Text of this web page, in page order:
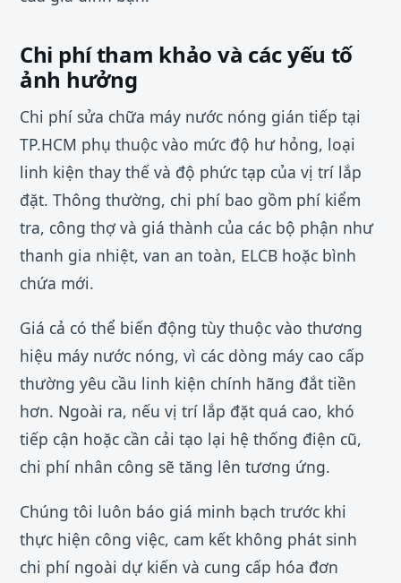
Chi phí tham khảo và các yếu tố
ảnh hưởng
Chi phí sửa chữa máy nước nóng gián tiếp tại
TP.HCM phụ thuộc vào mức độ hư hỏng, loại
linh kiện thay thế và độ phức tạp của vị trí lắp
đặt. Thông thường, chi phí bao gồm phí kiểm
tra, công thợ và giá thành của các bộ phận như
thanh gia nhiệt, van an toàn, ELCB hoặc bình
chứa mới.
Giá cả có thể biến động tùy thuộc vào thương
hiệu máy nước nóng, vì các dòng máy cao cấp
thường yêu cầu linh kiện chính hãng đắt tiền
hơn. Ngoài ra, nếu vị trí lắp đặt quá cao, khó
tiếp cận hoặc cần cải tạo lại hệ thống điện cũ,
chi phí nhân công sẽ tăng lên tương ứng.
Chúng tôi luôn báo giá minh bạch trước khi
thực hiện công việc, cam kết không phát sinh
chi phí ngoài dự kiến và cung cấp hóa đơn